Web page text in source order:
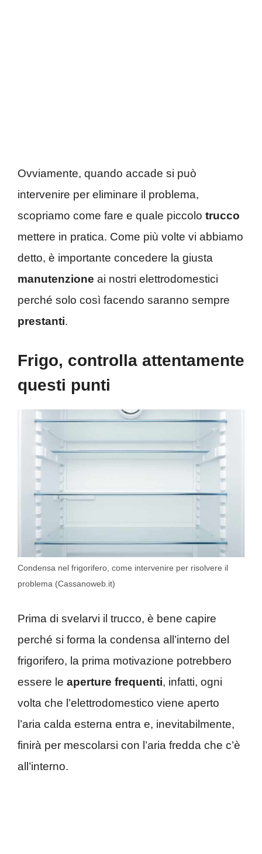
Ovviamente, quando accade si può
intervenire per eliminare il problema,
scopriamo come fare e quale piccolo trucco
mettere in pratica. Come più volte vi abbiamo
detto, è importante concedere la giusta
manutenzione ai nostri elettrodomestici
perché solo così facendo saranno sempre
prestanti.
Frigo, controlla attentamente
questi punti
Condensa nel frigorifero, come intervenire per risolvere il
problema (Cassanoweb.it)
Prima di svelarvi il trucco, è bene capire
perché si forma la condensa all’interno del
frigorifero, la prima motivazione potrebbero
essere le aperture frequenti, infatti, ogni
volta che l’elettrodomestico viene aperto
l’aria calda esterna entra e, inevitabilmente,
finirà per mescolarsi con l’aria fredda che c’è
all’interno.